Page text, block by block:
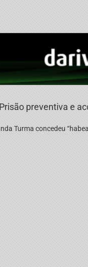
preventiva e
Turma concedeu